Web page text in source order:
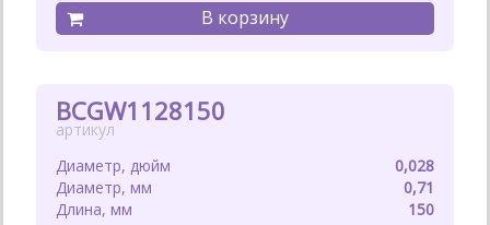
0,028
0,71
150
BCGW1128150